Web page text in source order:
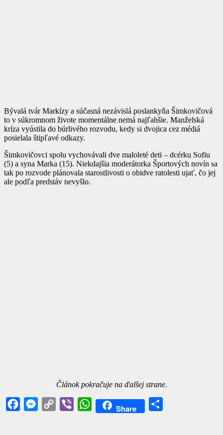
Bývalá tvár Markízy a súčasná nezávislá poslankyňa Šimkovičová
to v súkromnom živote momentálne nemá najľahšie. Manželská
kríza vyústila do búrlivého rozvodu, kedy si dvojica cez médiá
posielala štipľavé odkazy.
Šimkovičovci spolu vychovávali dve maloleté deti – dcérku Sofiu
(5) a syna Marka (15). Niekdajšia moderátorka Športových novín sa
tak po rozvode plánovala starostlivosti o obidve ratolesti ujať, čo jej
ale podľa predstáv nevyšlo.
Článok pokračuje na ďalšej strane.
FacebookMessenger
Copy
Viber WhatsAppShare